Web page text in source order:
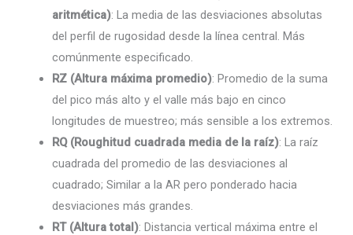
aritmética): La media de las desviaciones absolutas
del perfil de rugosidad desde la línea central. Más
comúnmente especificado.
RZ (Altura máxima promedio): Promedio de la suma
del pico más alto y el valle más bajo en cinco
longitudes de muestreo; más sensible a los extremos.
RQ (Roughitud cuadrada media de la raíz): La raíz
cuadrada del promedio de las desviaciones al
cuadrado; Similar a la AR pero ponderado hacia
desviaciones más grandes.
RT (Altura total): Distancia vertical máxima entre el